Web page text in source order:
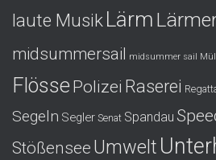
laute Musik Lärm
midsummersail midsummer sail
FlössePolizei Raserei
Segeln Segler Senat Spandau
Stößensee Umwelt